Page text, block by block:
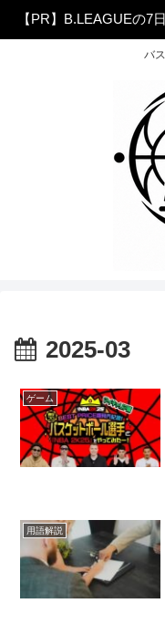
【PR】B.LEAGUEの7
バ
2025-03
ゲーム
用語解説